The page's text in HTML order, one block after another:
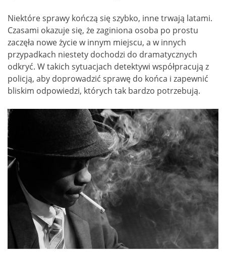
Niektóre sprawy kończą się szybko, inne trwają latami.
Czasami okazuje się, że zaginiona osoba po prostu
zaczęła nowe życie w innym miejscu, a w innych
przypadkach niestety dochodzi do dramatycznych
odkryć. W takich sytuacjach detektywi współpracują z
policją, aby doprowadzić sprawę do końca i zapewnić
bliskim odpowiedzi, których tak bardzo potrzebują.